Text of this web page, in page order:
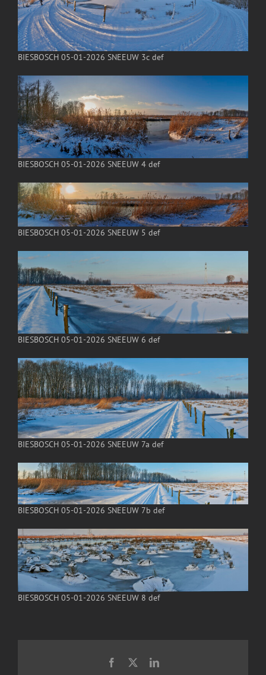
BIESBOSCH 05-01-2026 SNEEUW 3c def
BIESBOSCH 05-01-2026 SNEEUW 4 def
BIESBOSCH 05-01-2026 SNEEUW 5 def
BIESBOSCH 05-01-2026 SNEEUW 6 def
BIESBOSCH 05-01-2026 SNEEUW 7a def
BIESBOSCH 05-01-2026 SNEEUW 7b def
BIESBOSCH 05-01-2026 SNEEUW 8 def
Facebook LinkedIn